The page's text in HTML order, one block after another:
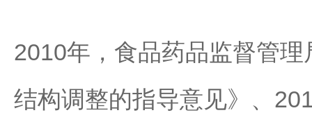
2010年，食品药品监督管
结构调整的指导意见》、